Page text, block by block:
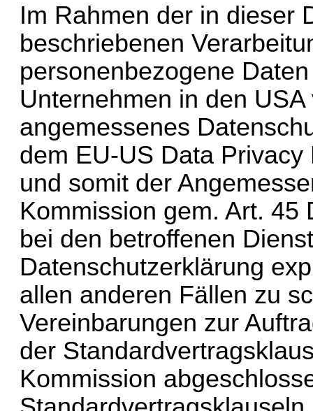
Im Rahmen der in dieser
beschriebenen
personenbezogene
Unternehmen in den
angemessenes
dem EU-US Data
und somit der
Kommission gem. Art. 45
bei den betroffenen
Datenschutzerklärung
allen anderen Fällen zu
Vereinbarungen zur
der
Kommission